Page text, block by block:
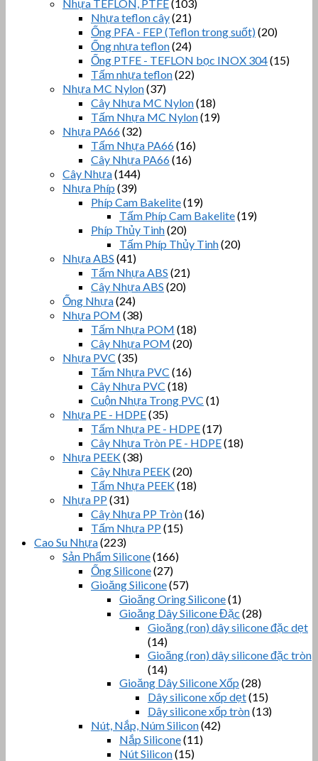
Nhựa TEFLON, PTFE(103)
Nhựa teflon cây(21)
Ống PFA - FEP (Teflon trong suốt)(20)
Ống nhựa teflon(24)
Ống PTFE - TEFLON bọc INOX 304(15)
Tấm nhựa teflon(22)
Nhựa MC Nylon(37)
Cây Nhựa MC Nylon(18)
Tấm Nhựa MC Nylon(19)
Nhựa PA66(32)
Tấm Nhựa PA66(16)
Cây Nhựa PA66(16)
Cây Nhựa(144)
Nhựa Phíp (39)
Phíp Cam Bakelite(19)
Tấm Phíp Cam Bakelite(19)
Phíp Thủy Tinh(20)
Tấm Phíp Thủy Tinh(20)
Nhựa ABS (41)
Tấm Nhựa ABS (21)
Cây Nhựa ABS (20)
Ống Nhựa(24)
Nhựa POM (38)
Tấm Nhựa POM (18)
Cây Nhựa POM (20)
Nhựa PVC (35)
Tấm Nhựa PVC (16)
Cây Nhựa PVC (18)
Cuộn Nhựa Trong PVC (1)
Nhựa PE - HDPE(35)
Tấm Nhựa PE - HDPE(17)
Cây Nhựa Tròn PE - HDPE(18)
Nhựa PEEK(38)
Cây Nhựa PEEK(20)
Tấm Nhựa PEEK(18)
Nhựa PP (31)
Cây Nhựa PP Tròn(16)
Tấm Nhựa PP (15)
Cao Su Nhựa(223)
Sản Phẩm Silicone(166)
Ống Silicone(27)
Gioăng Silicone(57)
Gioăng Oring Silicone(1)
Gioăng Dây Silicone Đặc (28)
Gioăng (ron) dây silicone đặc dẹt
(14)
Gioăng (ron) dây silicone đặc tròn
(14)
Gioăng Dây Silicone Xốp (28)
Dây silicone xốp dẹt(15)
Dây silicone xốp tròn(13)
Nút, Nắp, Núm Silicon(42)
Nắp Silicone(11)
Nút Silicon(15)